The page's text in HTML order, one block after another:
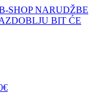
SHOP NARUDŽBE
BIT ĆE